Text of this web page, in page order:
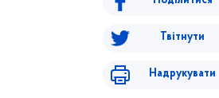
Твітнути
Надрукувати